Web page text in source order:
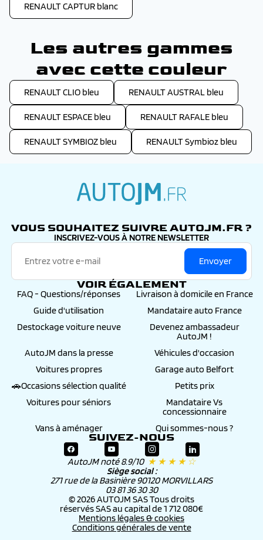
RENAULT CAPTUR blanc
Les autres gammes
avec cette couleur
RENAULT CLIO bleu RENAULT AUSTRAL bleu
RENAULT ESPACE bleu RENAULT RAFALE bleu
RENAULT SYMBIOZ bleu RENAULT Symbioz bleu
VOUS SOUHAITEZ SUIVRE AUTOJM.FR ?
INSCRIVEZ-VOUS À NOTRE NEWSLETTER
Envoyer
VOIR ÉGALEMENT
FAQ - Questions/réponses
Livraison à domicile en France
Guide d'utilisation
Mandataire auto France
Destockage voiture neuve
Devenez ambassadeur
AutoJM !
AutoJM dans la presse
Véhicules d'occasion
Voitures propres
Garage auto Belfort
🚗Occasions sélection qualité
Petits prix
Voitures pour séniors
Mandataire Vs
concessionnaire
Vans à aménager
Qui sommes-nous ?
SUIVEZ-NOUS
AutoJM noté 8.9/10 ★ ★ ★ ★ ☆
Siège social :
271 rue de la Basinière 90120 MORVILLARS
03 81 36 30 30
© 2026 AUTOJM SAS Tous droits
réservés SAS au capital de 1 712 080€
Mentions légales & cookies
Conditions générales de vente